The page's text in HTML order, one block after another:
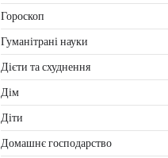
Гороскоп
Гуманітрані науки
Дієти та схуднення
Дім
Діти
Домашнє господарство